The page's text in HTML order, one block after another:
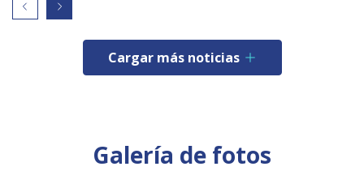
Cargar más noticias
Galería de fotos